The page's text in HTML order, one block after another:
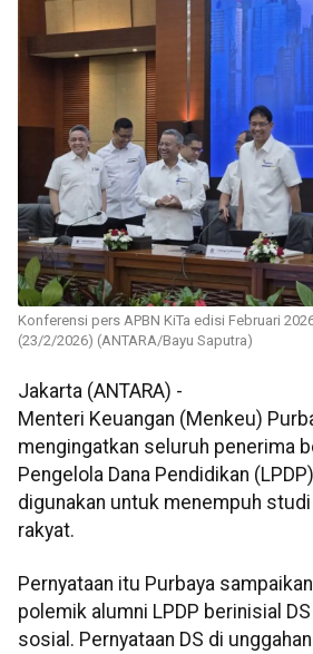
Konferensi pers APBN KiTa edisi Februari
(23/2/2026) (ANTARA/Bayu Saputra)
Jakarta (ANTARA) -
Menteri Keuangan (Menkeu)
mengingatkan seluruh penerima
Pengelola Dana Pendidikan
digunakan untuk menempuh
rakyat.
Pernyataan itu Purbaya
polemik alumni LPDP berinisial
sosial. Pernyataan DS di